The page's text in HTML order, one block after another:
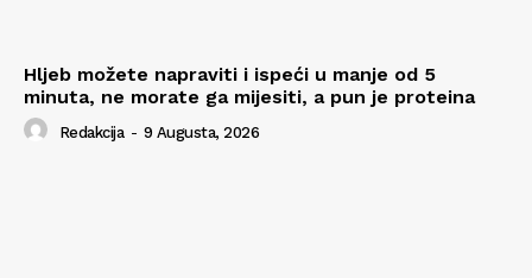
Hljeb možete napraviti i ispeći u manje od 5
minuta, ne morate ga mijesiti, a pun je proteina
Redakcija - 9 Augusta, 2026